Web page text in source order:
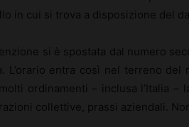
in cui si trova a disposizione del
si è spostata dal numero
L’orario entra così nel terreno
ordinamenti – inclusa l’Italia
collettive, prassi aziendali.